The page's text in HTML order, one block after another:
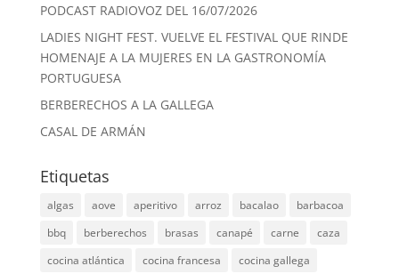
PODCAST RADIOVOZ DEL 16/07/2026
LADIES NIGHT FEST. VUELVE EL FESTIVAL QUE RINDE
HOMENAJE A LA MUJERES EN LA GASTRONOMÍA
PORTUGUESA
BERBERECHOS A LA GALLEGA
CASAL DE ARMÁN
Etiquetas
algas aove aperitivo arroz bacalao
barbacoa
bbq
berberechos brasas canapé carne
caza
cocina atlántica
cocina francesa
cocina gallega